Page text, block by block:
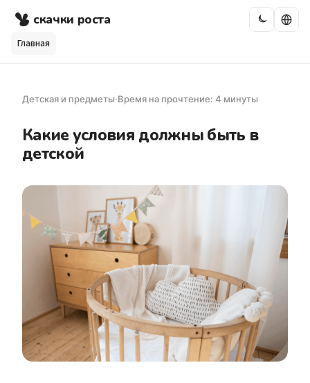
скачки роста
Главная
Детская и предметы·Время на прочтение: 4 минуты
Какие условия должны быть в
детской